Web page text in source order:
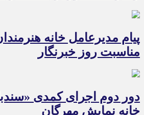
پیام مدیرعامل خانه
مناسبت روز خبرنگار
دور دوم اجرای کمدی
خانه نمایش مهرگان